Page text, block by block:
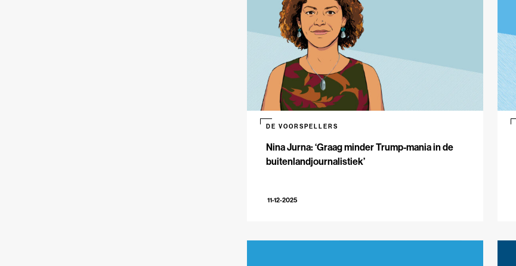
Nina Jurna: ‘Graag minder Trump-mania in de
buitenlandjournalistiek’
DE VOORSPELLERS
11-12-2025